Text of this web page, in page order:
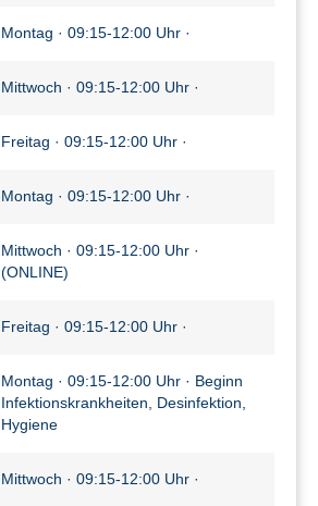
Montag · 09:15-12:00 Uhr ·
Mittwoch · 09:15-12:00 Uhr ·
Freitag · 09:15-12:00 Uhr ·
Montag · 09:15-12:00 Uhr ·
Mittwoch · 09:15-12:00 Uhr ·
(ONLINE)
Freitag · 09:15-12:00 Uhr ·
Montag · 09:15-12:00 Uhr · Beginn
Infektionskrankheiten, Desinfektion,
Hygiene
Mittwoch · 09:15-12:00 Uhr ·